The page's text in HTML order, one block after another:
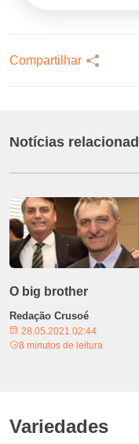
Compartilhar
Notícias
O big brother
Redação Crusoé
28.05.2021 02:44
8 minutos de leitura
Variedades